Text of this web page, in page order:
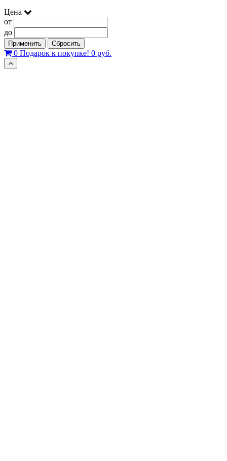
Цена
от
до
Применить Сбросить
0 Подарок к покупке! 0 руб.